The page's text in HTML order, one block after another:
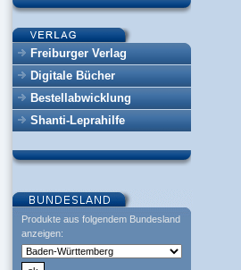
Freiburger Verlag
Digitale Bücher
Bestellabwicklung
Shanti-Leprahilfe
Produkte aus folgendem Bundesland
anzeigen: